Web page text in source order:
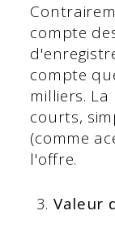
compte
compte
milliers.
courts,
(comme
l'offre.
Valeur